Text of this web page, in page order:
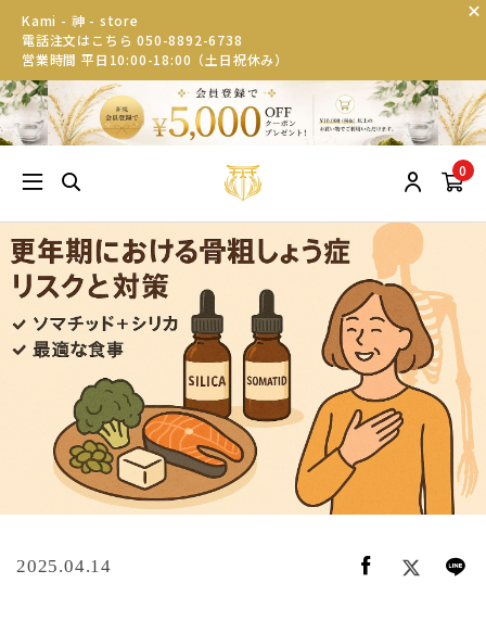
Kami - 神 - store
電話注文はこちら 050-8892-6738
営業時間 平日10:00-18:00（土日祝休み）
0
2025.04.14